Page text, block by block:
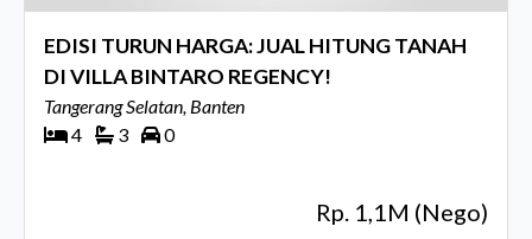
EDISI TURUN HARGA: JUAL HITUNG TANAH
DI VILLA BINTARO REGENCY!
Tangerang Selatan, Banten
4
3 0
Rp. 1,1M (Nego)